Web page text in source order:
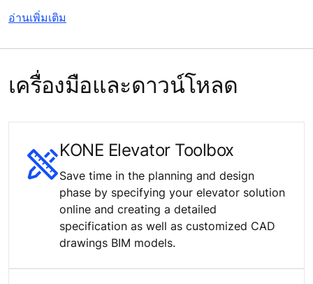
อ่านเพิ่มเติม
เครื่องมือและดาวน์โหลด
KONE Elevator Toolbox
Save time in the planning and design
phase by specifying your elevator solution
online and creating a detailed
specification as well as customized CAD
drawings BIM models.